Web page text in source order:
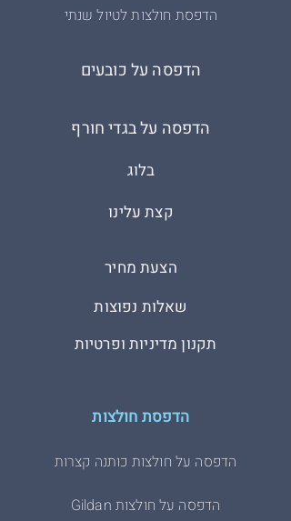
הדפסת חולצות לטיול שנתי
הדפסה על כובעים
הדפסה על בגדי חורף
קצת עלינו
בלוג
הצעת מחיר
שאלות נפוצות
תקנון מדיניות ופרטיות
הדפסת חולצות
הדפסה על חולצות כותנה קצרות
הדפסה על חולצות Gildan